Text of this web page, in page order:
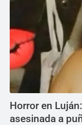
Horror en
asesinada a